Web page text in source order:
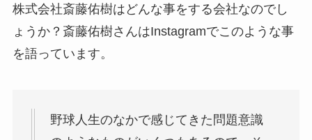
株式会社斎藤佑樹はどんな事をする会社なのでし
ょうか？斎藤佑樹さんはInstagramでこのような事
を語っています。
野球人生のなかで感じてきた問題意識